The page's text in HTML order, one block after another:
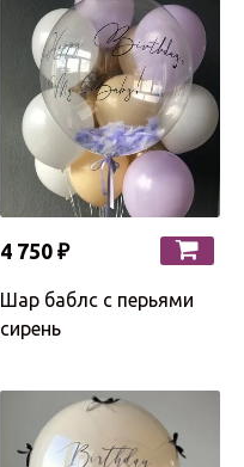
4 750 ₽
Шар баблс с перьями
сирень